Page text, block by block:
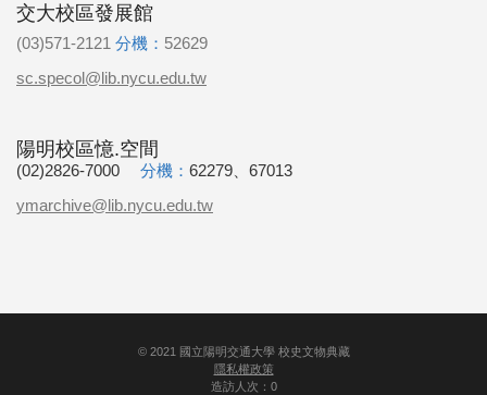
交大校區發展館
(03)571-2121 分機： 52629
sc.specol@lib.nycu.edu.tw
陽明校區憶.空間
(02)2826-7000 分機： 62279、67013
ymarchive@lib.nycu.edu.tw
© 2021 國立陽明交通大學 校史文物典藏
隱私權政策
造訪人次：0